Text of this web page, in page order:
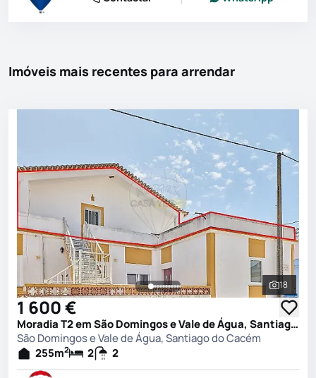
Imóveis mais recentes para arrendar
Ver
18
1 600 €
Moradia T2 em São Domingos e Vale de Água, Santiago do Cacém
São Domingos e Vale de Água, Santiago do Cacém
255m2 2 2